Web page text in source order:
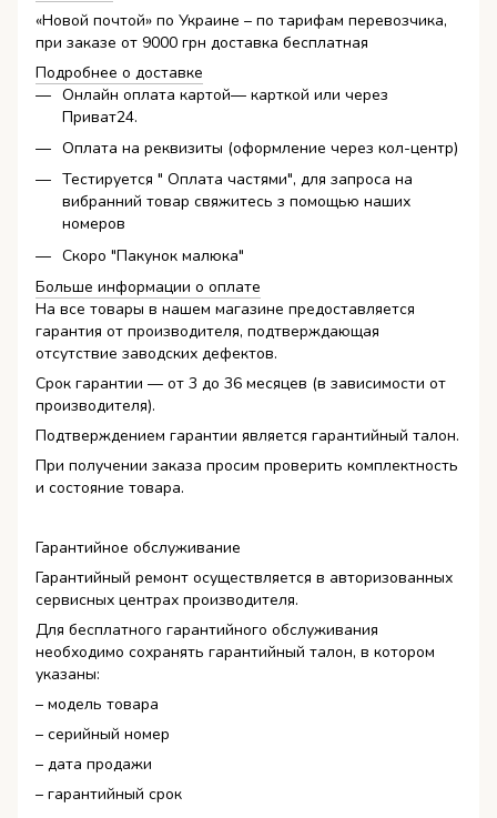
«Новой почтой» по Украине – по тарифам перевозчика,
при заказе от 9000 грн доставка бесплатная
Подробнее о доставке
Онлайн оплата картой— карткой или через
Приват24.
Оплата на реквизиты (оформление через кол-центр)
Тестируется " Оплата частями", для запроса на
вибранний товар свяжитесь з помощью наших
номеров
Скоро "Пакунок малюка"
Больше информации о оплате
На все товары в нашем магазине предоставляется
гарантия от производителя, подтверждающая
отсутствие заводских дефектов.
Срок гарантии — от 3 до 36 месяцев (в зависимости от
производителя).
Подтверждением гарантии является гарантийный талон.
При получении заказа просим проверить комплектность
и состояние товара.
Гарантийное обслуживание
Гарантийный ремонт осуществляется в авторизованных
сервисных центрах производителя.
Для бесплатного гарантийного обслуживания
необходимо сохранять гарантийный талон, в котором
указаны:
– модель товара
– серийный номер
– дата продажи
– гарантийный срок